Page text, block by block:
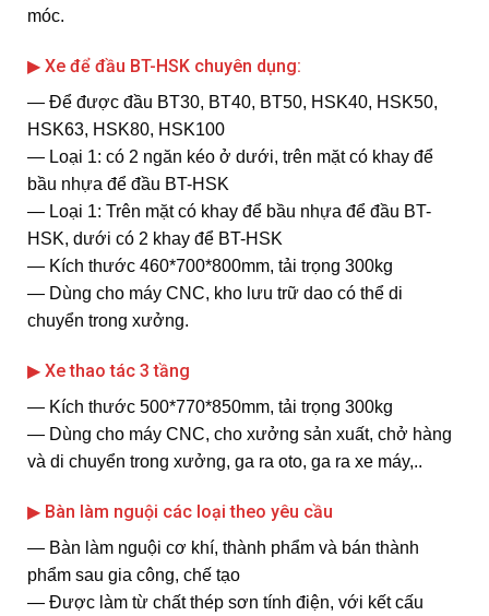
móc.
▶ Xe để đầu BT-HSK chuyên dụng:
― Để được đầu BT30, BT40, BT50, HSK40, HSK50,
HSK63, HSK80, HSK100
― Loại 1: có 2 ngăn kéo ở dưới, trên mặt có khay để
bầu nhựa để đầu BT-HSK
― Loại 1: Trên mặt có khay để bầu nhựa để đầu BT-
HSK, dưới có 2 khay để BT-HSK
― Kích thước 460*700*800mm, tải trọng 300kg
― Dùng cho máy CNC, kho lưu trữ dao có thể di
chuyển trong xưởng.
▶ Xe thao tác 3 tầng
― Kích thước 500*770*850mm, tải trọng 300kg
― Dùng cho máy CNC, cho xưởng sản xuất, chở hàng
và di chuyển trong xưởng, ga ra oto, ga ra xe máy,..
▶ Bàn làm nguội các loại theo yêu cầu
― Bàn làm nguội cơ khí, thành phẩm và bán thành
phẩm sau gia công, chế tạo
― Được làm từ chất thép sơn tính điện, với kết cấu